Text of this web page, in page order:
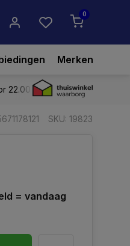
0
Merken
22.00 uur besteld,vandaag
SKU: 19823
= vandaag